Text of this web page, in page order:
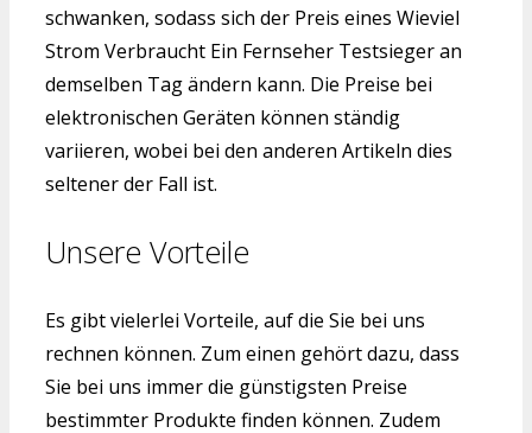
schwanken, sodass sich der Preis eines Wieviel
Strom Verbraucht Ein Fernseher Testsieger an
demselben Tag ändern kann. Die Preise bei
elektronischen Geräten können ständig
variieren, wobei bei den anderen Artikeln dies
seltener der Fall ist.
Unsere Vorteile
Es gibt vielerlei Vorteile, auf die Sie bei uns
rechnen können. Zum einen gehört dazu, dass
Sie bei uns immer die günstigsten Preise
bestimmter Produkte finden können. Zudem